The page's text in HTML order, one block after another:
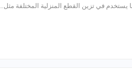
يستخدم في تزين القطع المنزلية المختلفة مثل…